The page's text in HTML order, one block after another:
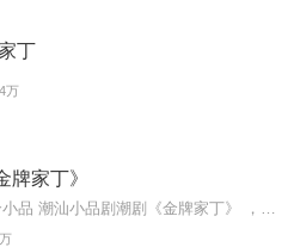
丁
万
牌家丁》